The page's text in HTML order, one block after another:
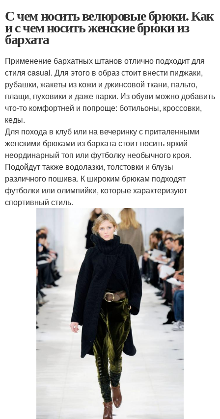
С чем носить велюровые брюки. Как
и с чем носить женские брюки из
бархата
Применение бархатных штанов отлично подходит для
стиля casual. Для этого в образ стоит внести пиджаки,
рубашки, жакеты из кожи и джинсовой ткани, пальто,
плащи, пуховики и даже парки. Из обуви можно добавить
что-то комфортней и попроще: ботильоны, кроссовки,
кеды.
Для похода в клуб или на вечеринку с приталенными
женскими брюками из бархата стоит носить яркий
неординарный топ или футболку необычного кроя.
Подойдут также водолазки, толстовки и блузы
различного пошива. К широким брюкам подходят
футболки или олимпийки, которые характеризуют
спортивный стиль.